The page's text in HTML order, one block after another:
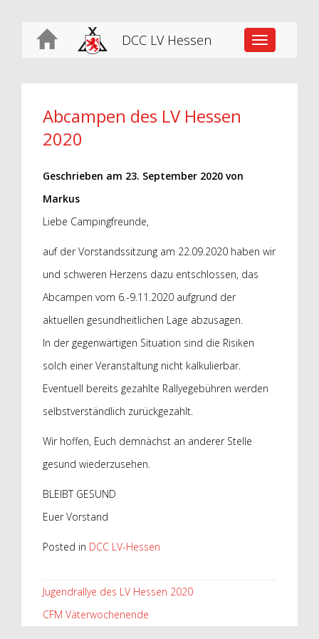
Toggle
DCC LV Hessen
Abcampen des LV Hessen
2020
Geschrieben am 23. September 2020 von
Markus
Liebe Campingfreunde,
auf der Vorstandssitzung am 22.09.2020 haben wir
und schweren Herzens dazu entschlossen, das
Abcampen vom 6.-9.11.2020 aufgrund der
aktuellen gesundheitlichen Lage abzusagen.
In der gegenwärtigen Situation sind die Risiken
solch einer Veranstaltung nicht kalkulierbar.
Eventuell bereits gezahlte Rallyegebühren werden
selbstverständlich zurückgezahlt.
Wir hoffen, Euch demnächst an anderer Stelle
gesund wiederzusehen.
BLEIBT GESUND
Euer Vorstand
Posted in DCC LV-Hessen
Beitragsnavigation
Jugendrallye des LV Hessen 2020
CFM Väterwochenende